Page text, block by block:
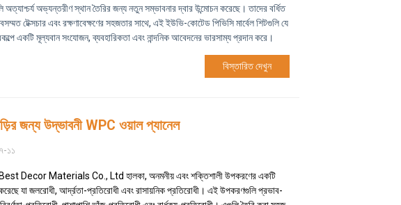
অত্যাশ্চর্য অভ্যন্তরীণ স্থান তৈরির জন্য নতুন সম্ভাবনার দ্বার উন্মোচন করেছে। তাদের বর্ধিত
টেক্সচার এবং রক্ষণাবেক্ষণের সহজতার সাথে, এই ইউভি-কোটেড পিভিসি মার্বেল শিটগুলি যে
একটি মূল্যবান সংযোজন, ব্যবহারিকতা এবং নান্দনিক আবেদনের ভারসাম্য প্রদান করে।
বিস্তারিত দেখুন
জন্য উদ্ভাবনী WPC ওয়াল প্যানেল
১১
Decor Materials Co., Ltd হালকা, অনমনীয় এবং শক্তিশালী উপকরণের একটি
যা জলরোধী, আর্দ্রতা-প্রতিরোধী এবং রাসায়নিক প্রতিরোধী। এই উপকরণগুলি প্রভাব-